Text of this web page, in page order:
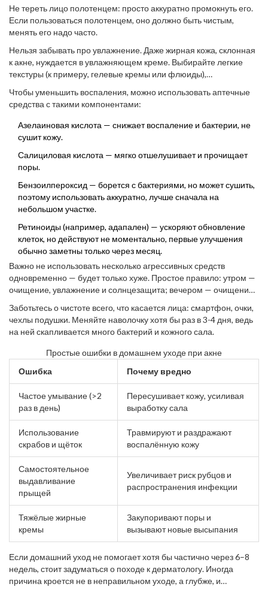
кожного сала и делает только хуже. Избегайте горячей воды —
она раздражает кожу и может провоцировать высыпания.
Не тереть лицо полотенцем: просто аккуратно промокнуть его.
Если пользоваться полотенцем, оно должно быть чистым,
менять его надо часто.
Нельзя забывать про увлажнение. Даже жирная кожа, склонная
к акне, нуждается в увлажняющем креме. Выбирайте легкие
текстуры (к примеру, гелевые кремы или флюиды),
Чтобы уменьшить воспаления, можно использовать аптечные
средства с такими компонентами:
Азелаиновая кислота — снижает воспаление и бактерии, не
сушит кожу.
Салициловая кислота — мягко отшелушивает и прочищает
поры.
Бензоилпероксид — борется с бактериями, но может сушить,
поэтому использовать аккуратно, лучше сначала на
небольшом участке.
Ретиноиды (например, адапален) — ускоряют обновление
клеток, но действуют не моментально, первые улучшения
обычно заметны только через месяц.
Важно не использовать несколько агрессивных средств
одновременно — будет только хуже. Простое правило: утром —
очищение, увлажнение и солнцезащита; вечером — очищение,
Заботьтесь о чистоте всего, что касается лица: смартфон, очки,
чехлы подушки. Меняйте наволочку хотя бы раз в 3-4 дня, ведь
на ней скапливается много бактерий и кожного сала.
Простые ошибки в домашнем уходе при акне
Ошибка
Почему вредно
Частое умывание (>2
раз в день)
Пересушивает кожу, усиливая
выработку сала
Использование
скрабов и щёток
Травмируют и раздражают
воспалённую кожу
Самостоятельное
выдавливание
прыщей
Увеличивает риск рубцов и
распространения инфекции
Тяжёлые жирные
кремы
Закупоривают поры и
вызывают новые высыпания
Если домашний уход не помогает хотя бы частично через 6–8
недель, стоит задуматься о походе к дерматологу. Иногда
причина кроется не в неправильном уходе, а глубже, и